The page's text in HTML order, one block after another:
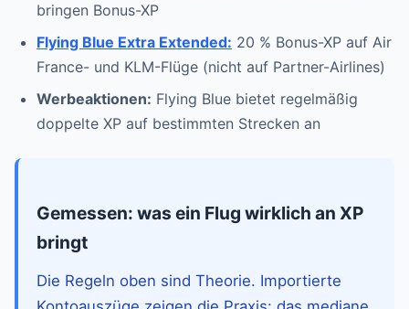
bringen Bonus-XP
Flying Blue Extra Extended: 20 % Bonus-XP auf Air
France- und KLM-Flüge (nicht auf Partner-Airlines)
Werbeaktionen: Flying Blue bietet regelmäßig
doppelte XP auf bestimmten Strecken an
Gemessen: was ein Flug wirklich an XP
bringt
Die Regeln oben sind Theorie. Importierte